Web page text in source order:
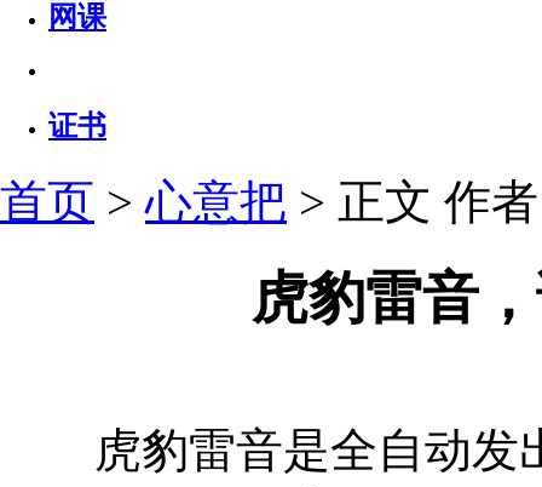
网课
证书
首页 >心意把 > 正文 作
虎豹雷音
虎豹雷音是全自动发